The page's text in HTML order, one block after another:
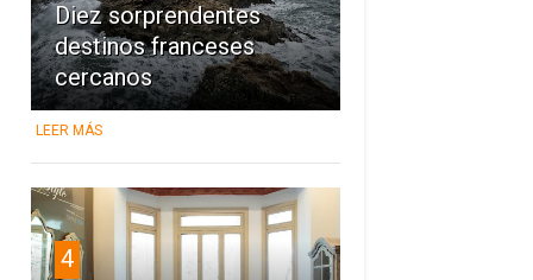
Diez sorprendentes
destinos franceses
cercanos
LEER MÁS
4